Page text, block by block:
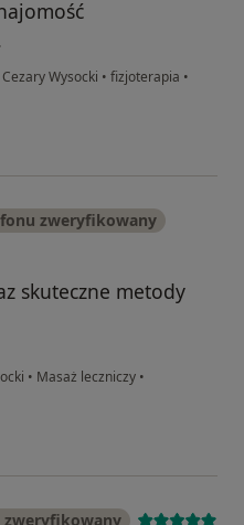
Wysocki • fizjoterapia •
zweryfikowany
skuteczne metody
• Masaż leczniczy •
zweryfikowany